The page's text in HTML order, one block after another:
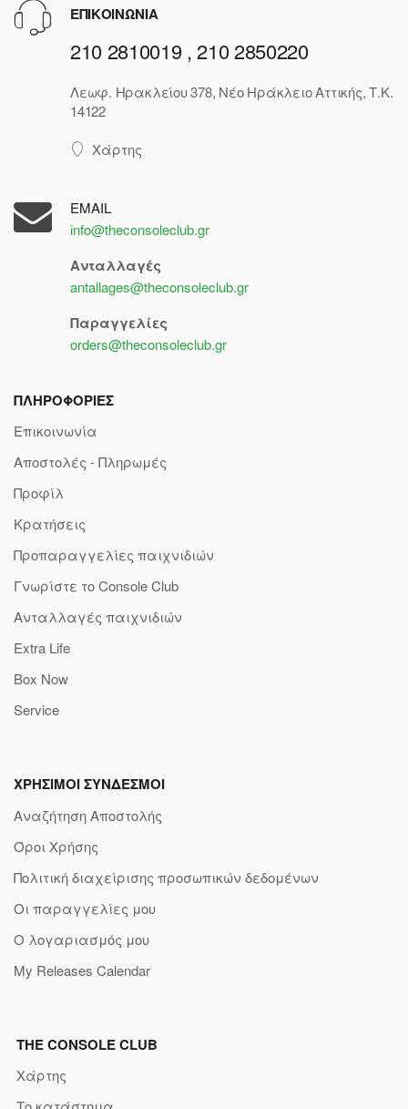
ΕΠΙΚΟΙΝΩΝΙΑ
210 2810019 , 210 2850220
Λεωφ. Ηρακλείου 378, Νέο Ηράκλειο Αττικής, Τ.Κ.
14122
Χάρτης
EMAIL
info@theconsoleclub.gr
Ανταλλαγές
antallages@theconsoleclub.gr
Παραγγελίες
orders@theconsoleclub.gr
ΠΛΗΡΟΦΟΡΙΕΣ
Επικοινωνία
Αποστολές - Πληρωμές
Προφίλ
Κρατήσεις
Προπαραγγελίες παιχνιδιών
Γνωρίστε το Console Club
Ανταλλαγές παιχνιδιών
Extra Life
Box Now
Service
ΧΡΗΣΙΜΟΙ ΣΥΝΔΕΣΜΟΙ
Αναζήτηση Αποστολής
Όροι Χρήσης
Πολιτική διαχείρισης προσωπικών δεδομένων
Οι παραγγελίες μου
Ο λογαριασμός μου
My Releases Calendar
THE CONSOLE CLUB
Χάρτης